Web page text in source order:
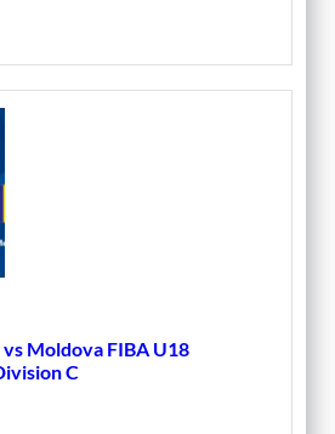
Moldova FIBA U18
C